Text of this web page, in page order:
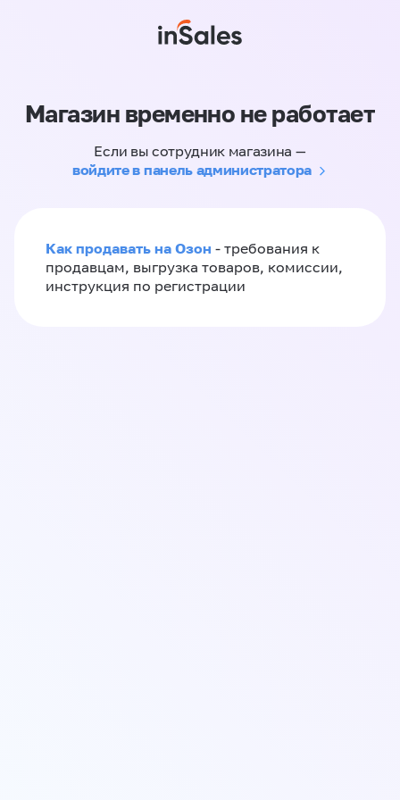
Магазин временно не работает
Если вы сотрудник магазина —
войдите в панель администратора
Как продавать на Озон - требования к
продавцам, выгрузка товаров, комиссии,
инструкция по регистрации